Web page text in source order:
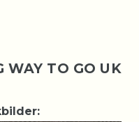
WAY TO GO UK